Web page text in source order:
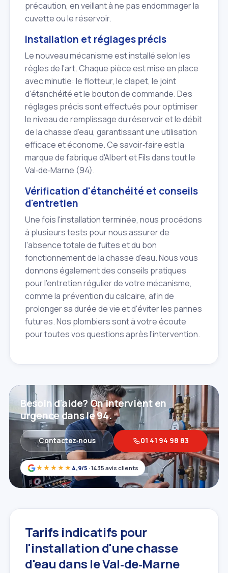
précaution, en veillant à ne pas endommager la
cuvette ou le réservoir.
Installation et réglages précis
Le nouveau mécanisme est installé selon les
règles de l'art. Chaque pièce est mise en place
avec minutie: le flotteur, le clapet, le joint
d'étanchéité et le bouton de commande. Des
réglages précis sont effectués pour optimiser
le niveau de remplissage du réservoir et le débit
de la chasse d'eau, garantissant une utilisation
efficace et économe. Ce savoir‑faire est la
marque de fabrique d'Albert et Fils dans tout le
Val‑de‑Marne (94).
Vérification d'étanchéité et conseils
d'entretien
Une fois l'installation terminée, nous procédons
à plusieurs tests pour nous assurer de
l'absence totale de fuites et du bon
fonctionnement de la chasse d'eau. Nous vous
donnons également des conseils pratiques
pour l'entretien régulier de votre mécanisme,
comme la prévention du calcaire, afin de
prolonger sa durée de vie et d'éviter les pannes
futures. Nos plombiers sont à votre écoute
pour toutes vos questions après l'intervention.
★★★★★ 4,9/5 · 1435 avis clients
Besoin d'aide? On intervient en
urgence dans le 94.
Contactez‑nous 01 41 94 98 83
Tarifs indicatifs pour
l'installation d'une chasse
d'eau dans le Val‑de‑Marne